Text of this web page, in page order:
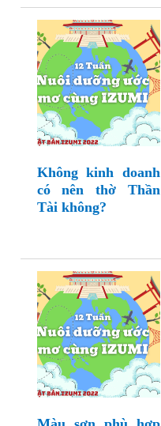
Không kinh doanh
có nên thờ Thần
Tài không?